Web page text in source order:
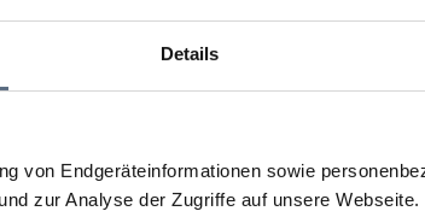
Details
von Endgeräteinformationen sowie
zur Analyse der Zugriffe auf unsere Webseite.